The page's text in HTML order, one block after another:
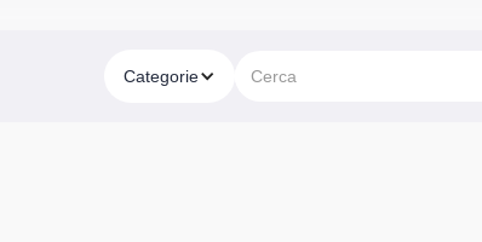
Categorie